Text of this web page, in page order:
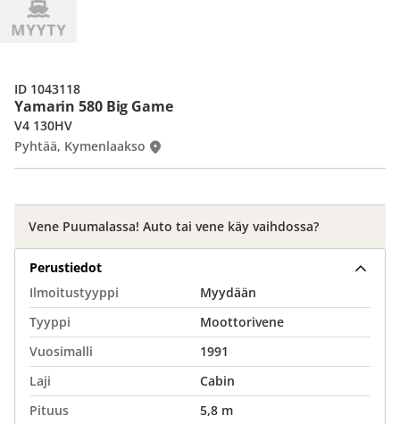
Yamarin 580 Big Game
V4 130HV
Pyhtää, Kymenlaakso
ID 1043118
Vene Puumalassa! Auto tai vene käy vaihdossa?
Perustiedot
Ilmoitustyyppi
Myydään
Tyyppi
Moottorivene
Vuosimalli
1991
Laji
Cabin
Pituus
5,8 m